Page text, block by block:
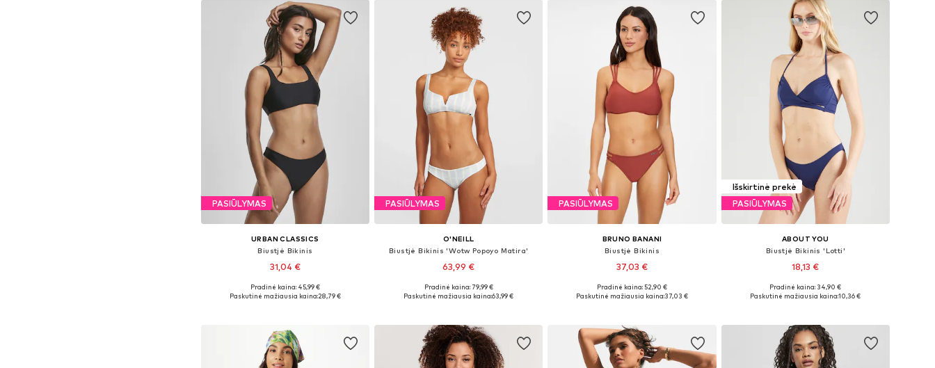
PASIŪLYMAS
URBAN CLASSICS
Biustjė Bikinis
31,04 €
Galimi dydžiai: M, XXL
Pradinė kaina: 45,99 €
Paskutinė mažiausia kaina:28,79 €
PASIŪLYMAS
O'NEILL
Biustjė Bikinis 'Wotw Popoyo Matira'
63,99 €
Galimi dydžiai: S, XL, XXL
Pradinė kaina: 79,99 €
Paskutinė mažiausia kaina:63,99 €
PASIŪLYMAS
BRUNO BANANI
Biustjė Bikinis
37,03 €
+ 1
Galimi dydžiai: L, XL, XXL
Pradinė kaina: 52,90 €
Paskutinė mažiausia kaina:37,03 €
Išskirtinė prekė
PASIŪLYMAS
ABOUT YOU
Biustjė Bikinis 'Lotti'
18,13 €
Galimi dydžiai: L, XL, XXL
Pradinė kaina: 34,90 €
Paskutinė mažiausia kaina:10,36 €